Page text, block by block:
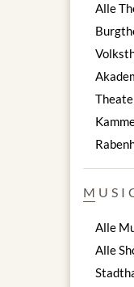
Alle
Alle
Alle